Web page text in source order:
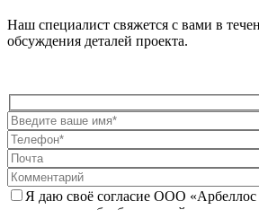
Наш специалист свяжется с вами в
обсуждения деталей проекта.
Я даю своё согласие ООО «Арбеллос